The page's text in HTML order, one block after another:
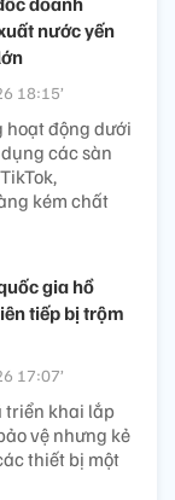
nước yến
18:15’
hoạt động dưới
các sàn
kém chất
gia hồ
tiếp bị trộm
17:07’
triển khai lắp
vệ nhưng kẻ
thiết bị một